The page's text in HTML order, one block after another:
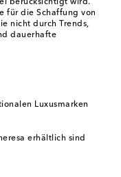
berücksichtigt wird.
für die Schaffung von
nicht durch Trends,
dauerhafte
Luxusmarken
erhältlich sind